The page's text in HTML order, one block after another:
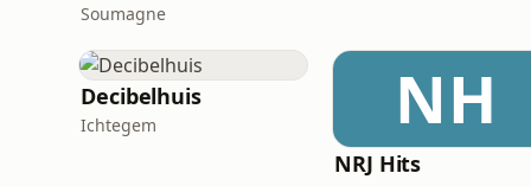
Soumagne
Decibelhuis
Ichtegem NH
NRJ Hits